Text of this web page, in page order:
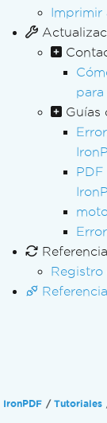
Imprimir
para
Guías
Registro
IronPDF Tutoriales